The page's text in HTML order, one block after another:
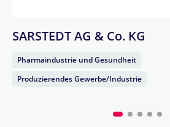
SARSTEDT AG & Co. KG
Pharmaindustrie und Gesundheit
Produzierendes Gewerbe/Industrie